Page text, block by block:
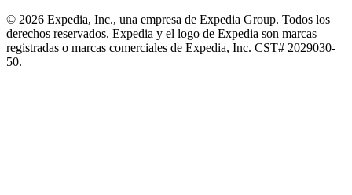
© 2026 Expedia, Inc., una empresa de Expedia Group. Todos los
derechos reservados. Expedia y el logo de Expedia son marcas
registradas o marcas comerciales de Expedia, Inc. CST# 2029030-
50.